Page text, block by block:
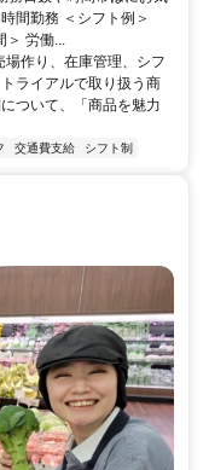
間勤務 ＜シフト例＞
＞ 労働...
作り、在庫管理、シフ
ライアルで取り扱う商
ついて、「商品を魅力
交通費支給 シフト制